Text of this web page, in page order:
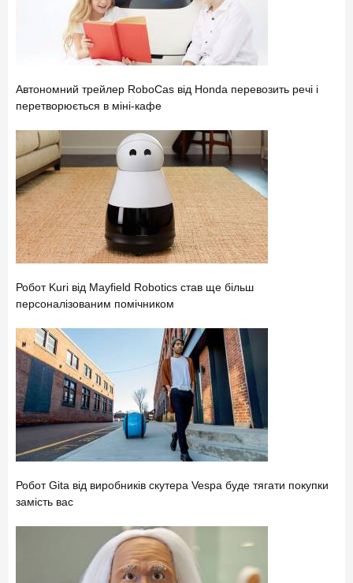
Автономний трейлер RoboCas від Honda перевозить речі і
перетворюється в міні-кафе
Робот Kuri від Mayfield Robotics став ще більш
персоналізованим помічником
Робот Gita від виробників скутера Vespa буде тягати покупки
замість вас